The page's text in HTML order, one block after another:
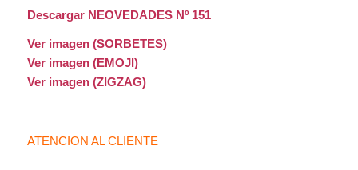
Descargar NEOVEDADES Nº 151
Ver imagen (SORBETES)
Ver imagen (EMOJI)
Ver imagen (ZIGZAG)
ATENCION AL CLIENTE